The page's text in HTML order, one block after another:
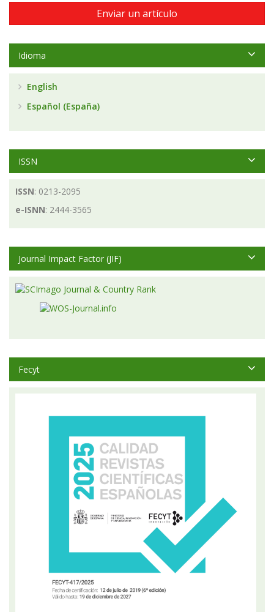
Enviar un artículo
Idioma
English
Español (España)
ISSN
ISSN: 0213-2095
e-ISNN: 2444-3565
Journal Impact Factor (JIF)
Fecyt